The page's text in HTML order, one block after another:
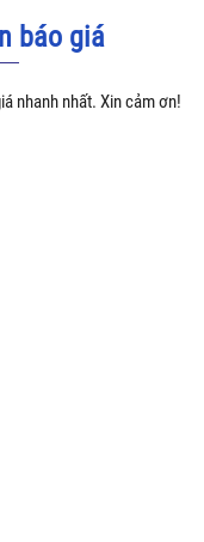
báo giá
nhanh nhất. Xin cảm ơn!